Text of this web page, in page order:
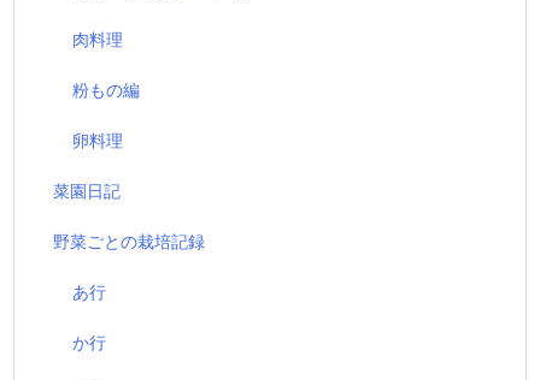
肉料理
粉もの編
卵料理
菜園日記
野菜ごとの栽培記録
あ行
か行